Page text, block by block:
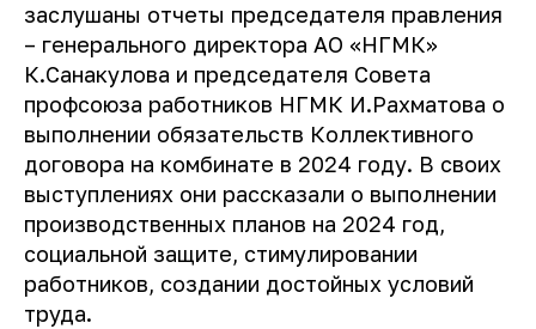
заслушаны отчеты председателя правления
– генерального директора АО «НГМК»
К.Санакулова и председателя Совета
профсоюза работников НГМК И.Рахматова о
выполнении обязательств Коллективного
договора на комбинате в 2024 году. В своих
выступлениях они рассказали о выполнении
производственных планов на 2024 год,
социальной защите, стимулировании
работников, создании достойных условий
труда.